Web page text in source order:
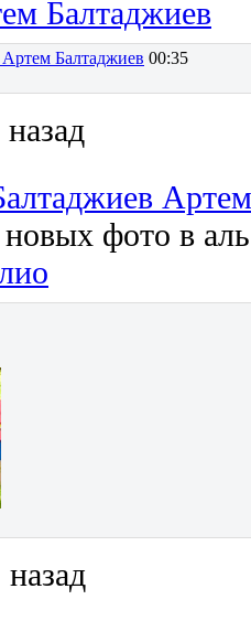
Балтаджиев
00:35
Артем
новых фото в